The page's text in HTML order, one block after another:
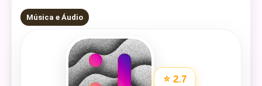
6 MINS READ
Música e Áudio
⭐ 2.7